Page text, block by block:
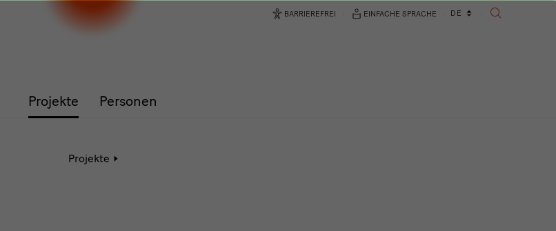
Projekte Personen
BARRIEREFREI EINFACHE SPRACHE
Sprachwechsler
DE
SUCHE
Projekte